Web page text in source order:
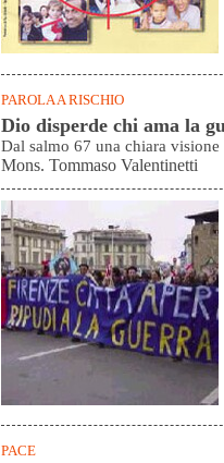
PAROLA A RISCHIO
Dio disperde chi ama la
Dal salmo 67 una chiara
Mons. Tommaso Valentinetti
PACE